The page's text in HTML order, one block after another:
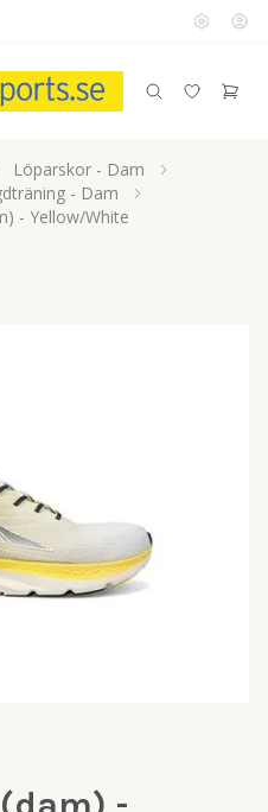
Löparskor - Dam
- Dam
- Yellow/White